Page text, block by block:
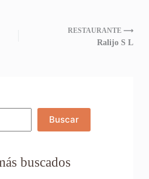
RESTAURANTE ⟶
Ralijo S L
Buscar
buscados